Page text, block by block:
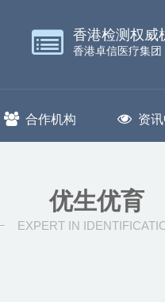
香港检测权威
香港卓信医疗集团
合作机构 资
优生优育
EXPERT IN